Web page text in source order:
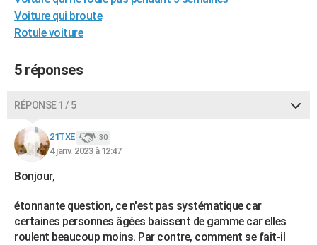
Destinations
City break
Voyage nature
Voyage de noces
Forum
Climat
+PHOTO
BONS PLANS
CARTE DE VOEUX
Carte de Noël
Carte Bonne année
Carte Saint-Valentin
Carte Pâques
Carte d'anniversaire
DICTIONNAIRE
Dictionnaire
Biographies
Citations
Expressions
Proverbes
PROGRAMME TV
Service militaire
Avis de recherche
AVIS DE DÉCÈS
Voiture qui broute
Rotule voiture
5 réponses
RÉPONSE 1 / 5
21TXE 30
4 janv. 2023 à 12:47
Bonjour,
étonnante question, ce n'est pas systématique car
certaines personnes âgées baissent de gamme car elles
roulent beaucoup moins. Par contre, comment se fait-il